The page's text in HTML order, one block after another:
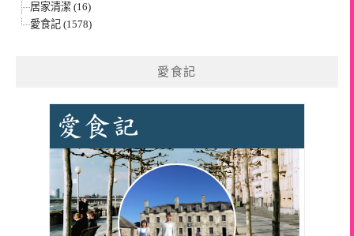
居家清潔 (16)
愛食記 (1578)
愛食記